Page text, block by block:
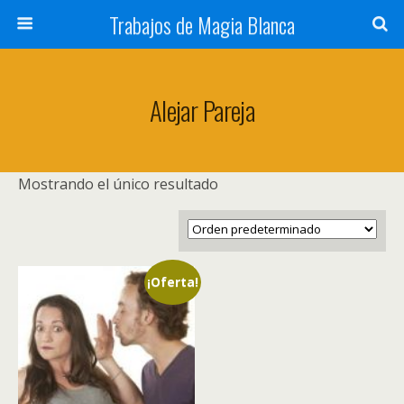
Trabajos de Magia Blanca
Alejar Pareja
Mostrando el único resultado
¡Oferta!